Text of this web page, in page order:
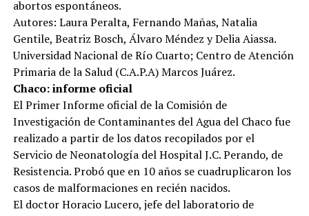
abortos espontáneos.
Autores: Laura Peralta, Fernando Mañas, Natalia
Gentile, Beatriz Bosch, Álvaro Méndez y Delia Aiassa.
Universidad Nacional de Río Cuarto; Centro de Atención
Primaria de la Salud (C.A.P.A) Marcos Juárez.
Chaco: informe oficial
El Primer Informe oficial de la Comisión de
Investigación de Contaminantes del Agua del Chaco fue
realizado a partir de los datos recopilados por el
Servicio de Neonatología del Hospital J.C. Perando, de
Resistencia. Probó que en 10 años se cuadruplicaron los
casos de malformaciones en recién nacidos.
El doctor Horacio Lucero, jefe del laboratorio de